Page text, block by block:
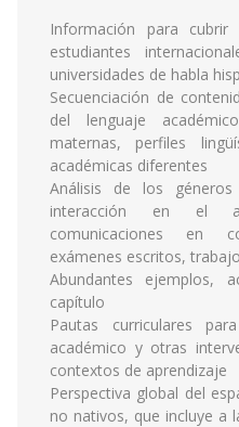
Información para cubrir
estudiantes
universidades de habla
Secuenciación de
del lenguaje
maternas, perfiles
académicas diferentes
Análisis de los
interacción en el
comunicaciones en
exámenes escritos,
Abundantes ejemplos,
capítulo
Pautas curriculares
académico y otras
contextos de aprendizaje
Perspectiva global del
no nativos, que incluye a